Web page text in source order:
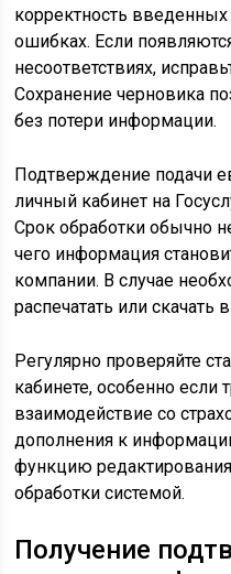
корректность
ошибках. Если
несоответствиях,
Сохранение черновика
без потери информации.
Подтверждение подачи
личный кабинет на
Срок обработки обычно
чего информация
компании. В случае
распечатать или скачать
Регулярно проверяйте
кабинете, особенно если
взаимодействие со
дополнения к
функцию
обработки системой.
Получение